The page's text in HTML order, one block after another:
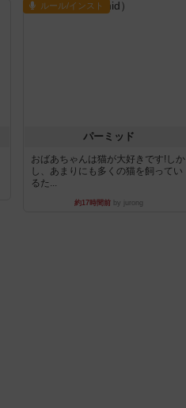
ルール/インスト
パーミッド
おばあちゃんは猫が大好きです!しか
し、あまりにも多くの猫を飼ってい
るた...
約17時間前by jurong